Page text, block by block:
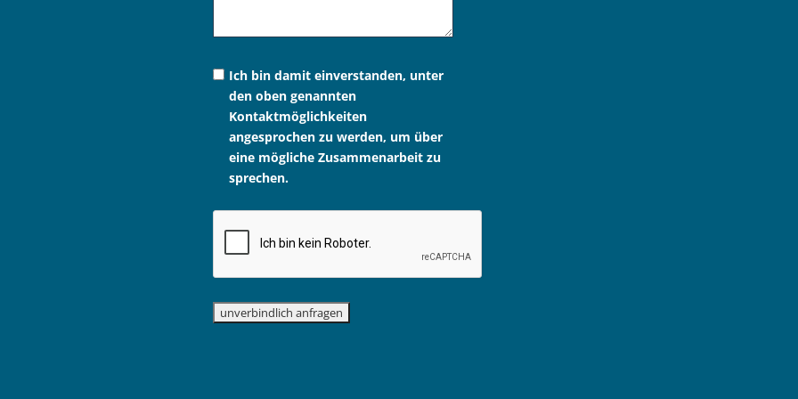
Ich bin damit einverstanden, unter
den oben genannten
Kontaktmöglichkeiten
angesprochen zu werden, um über
eine mögliche Zusammenarbeit zu
sprechen.